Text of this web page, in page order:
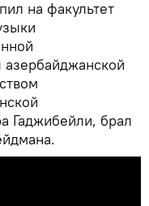
на факультет
азербайджанской
Гаджибейли, брал